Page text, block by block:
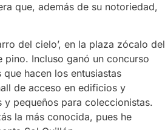
que, además de su notoriedad,
del cielo’, en la plaza zócalo del
pino. Incluso ganó un concurso
hacen los entusiastas
de acceso en edificios y
pequeños para coleccionistas.
la más conocida, pues he